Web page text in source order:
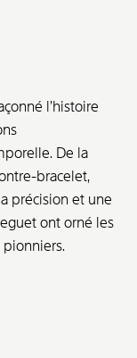
l’histoire
De la
bracelet,
précision et une
ont orné les